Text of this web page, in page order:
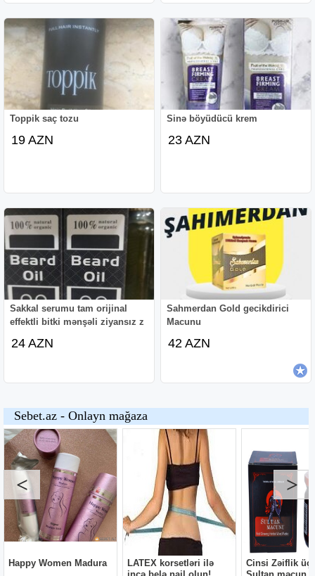
Toppik saç tozu
19 AZN
Sinə böyüdücü krem
23 AZN
Sakkal serumu tam orijinal
effektli bitki mənşəli ziyansız z
24 AZN
Sahmerdan Gold gecikdirici
Macunu
42 AZN